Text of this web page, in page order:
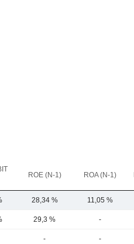
ROE (N-1) ROA (N-1)
28,34 % 11,05 %
29,3 % -
- -